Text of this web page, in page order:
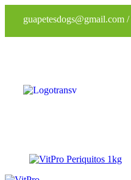
guapetesdogs@gmail.com /